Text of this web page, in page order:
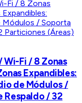
Wi-Fi / 8 Zonas
Expandibles:
de Módulos /
Respaldo / 32